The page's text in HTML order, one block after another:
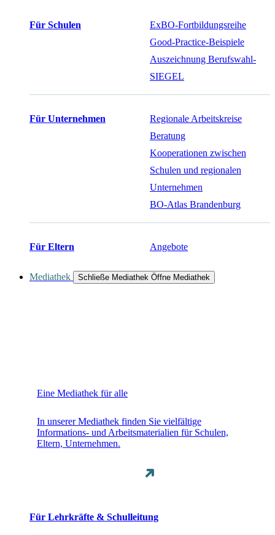
Für Schulen
ExBO-Fortbildungsreihe
Good-Practice-Beispiele
Auszeichnung Berufswahl-
SIEGEL
Für Unternehmen
Regionale Arbeitskreise
Beratung
Kooperationen zwischen
Schulen und regionalen
Unternehmen
BO-Atlas Brandenburg
Für Eltern Angebote
Mediathek Schließe Mediathek Öffne Mediathek
Eine Mediathek für alle
In unserer Mediathek finden Sie vielfältige
Informations- und Arbeitsmaterialien für Schulen,
Eltern, Unternehmen.
Für Lehrkräfte & Schulleitung